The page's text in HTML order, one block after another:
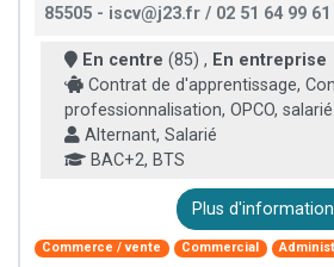
85505 - iscv@j23.fr / 02 51 64 99 61
En centre (85) , En entreprise
Contrat de d'apprentissage,
professionnalisation, OPCO,
Alternant, Salarié
BAC+2, BTS
Plus
Commerce / vente Commercial